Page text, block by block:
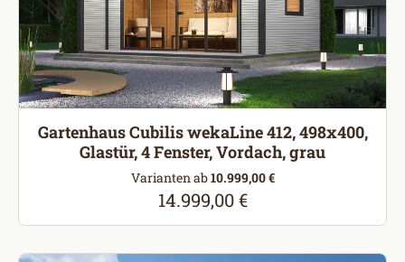
Gartenhaus Cubilis wekaLine 412, 498x400,
Glastür, 4 Fenster, Vordach, grau
Varianten ab10.999,00 €
Regulärer Preis:
14.999,00 €